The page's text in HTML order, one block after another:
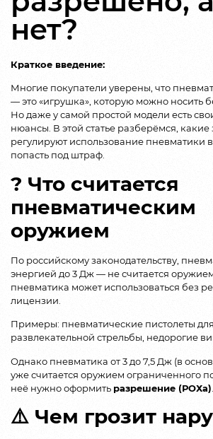
нет?
Краткое введение:
Многие покупатели уверены, что
— это «игрушка», которую можно носить
Но даже у самой простой модели есть
нюансы. В этой статье разберёмся, какие
регулируют использование пневматики
попасть под штраф.
? Что считается
пневматическим
оружием
По российскому законодательству,
энергией до 3 Дж — не считается
пневматика может использоваться без
лицензии.
Примеры: пневматические пистолеты для
развлекательной стрельбы, недорогие
Однако пневматика от 3 до 7,5 Дж (в
уже считается оружием ограниченного
неё нужно оформить разрешение (РОХа)
⚠️ Чем грозит